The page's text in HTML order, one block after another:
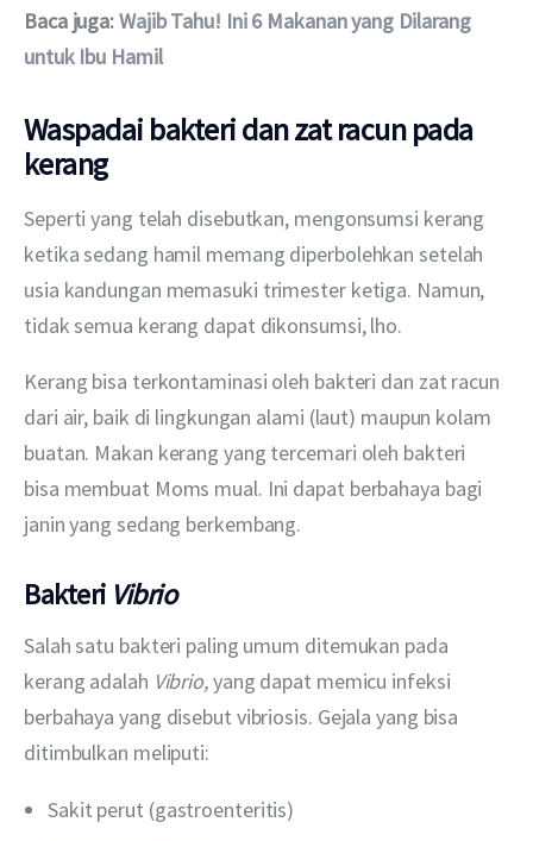
Baca juga: Wajib Tahu! Ini 6 Makanan yang Dilarang
untuk Ibu Hamil
Waspadai bakteri dan zat racun pada
kerang
Seperti yang telah disebutkan, mengonsumsi kerang
ketika sedang hamil memang diperbolehkan setelah
usia kandungan memasuki trimester ketiga. Namun,
tidak semua kerang dapat dikonsumsi, lho.
Kerang bisa terkontaminasi oleh bakteri dan zat racun
dari air, baik di lingkungan alami (laut) maupun kolam
buatan. Makan kerang yang tercemari oleh bakteri
bisa membuat Moms mual. Ini dapat berbahaya bagi
janin yang sedang berkembang.
Bakteri Vibrio
Salah satu bakteri paling umum ditemukan pada
kerang adalah Vibrio, yang dapat memicu infeksi
berbahaya yang disebut vibriosis. Gejala yang bisa
ditimbulkan meliputi:
Sakit perut (gastroenteritis)